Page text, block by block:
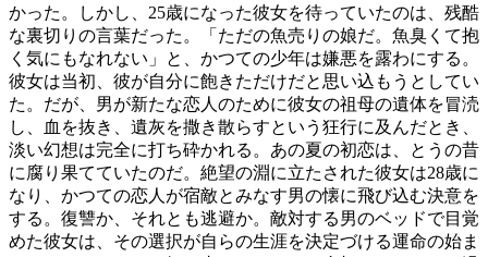
かった。しかし、25歳になった彼女を待っていたのは、残酷
な裏切りの言葉だった。「ただの魚売りの娘だ。魚臭くて抱
く気にもなれない」と、かつての少年は嫌悪を露わにする。
彼女は当初、彼が自分に飽きただけだと思い込もうとしてい
た。だが、男が新たな恋人のために彼女の祖母の遺体を冒涜
し、血を抜き、遺灰を撒き散らすという狂行に及んだとき、
淡い幻想は完全に打ち砕かれる。あの夏の初恋は、とうの昔
に腐り果てていたのだ。絶望の淵に立たされた彼女は28歳に
なり、かつての恋人が宿敵とみなす男の懐に飛び込む決意を
する。復讐か、それとも逃避か。敵対する男のベッドで目覚
めた彼女は、その選択が自らの生涯を決定づける運命の始ま